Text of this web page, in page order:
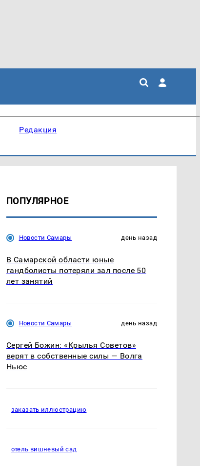
Редакция
ПОПУЛЯРНОЕ
Новости Самары день назад
В Самарской области юные
гандболисты потеряли зал после 50
лет занятий
Новости Самары день назад
Сергей Божин: «Крылья Советов»
верят в собственные силы — Волга
Ньюс
заказать иллюстрацию
отель вишневый сад